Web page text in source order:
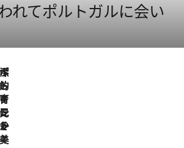
れてポルトガルに会い